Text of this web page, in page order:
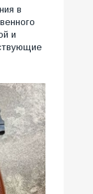
в
и